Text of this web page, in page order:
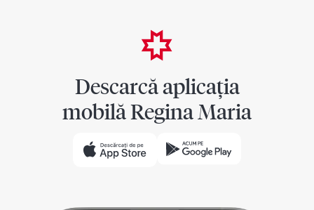
Descarcă aplicația
mobilă Regina Maria